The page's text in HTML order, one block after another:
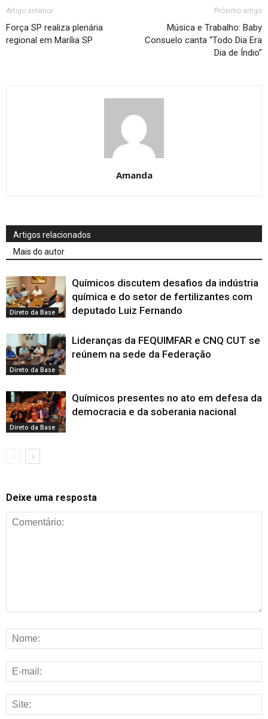
Artigo anterior
Força SP realiza plenária
regional em Marília SP
Próximo artigo
Música e Trabalho: Baby
Consuelo canta “Todo Dia Era
Dia de Índio”
Amanda
Artigos relacionados
Mais do autor
Direto da Base
Químicos discutem desafios da indústria
química e do setor de fertilizantes com
deputado Luiz Fernando
Direto da Base
Lideranças da FEQUIMFAR e CNQ CUT se
reúnem na sede da Federação
Direto da Base
Químicos presentes no ato em defesa da
democracia e da soberania nacional
Deixe uma resposta